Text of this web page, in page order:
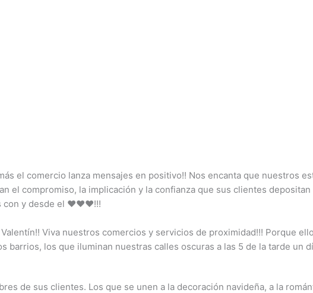
el comercio lanza mensajes en positivo!! Nos encanta que nuestros
el compromiso, la implicación y la confianza que sus clientes depositan
con y desde el ❤️❤️❤️!!!
Valentín!! Viva nuestros comercios y servicios de proximidad!!! Porque
barrios, los que iluminan nuestras calles oscuras a las 5 de la tarde un
de sus clientes. Los que se unen a la decoración navideña, a la